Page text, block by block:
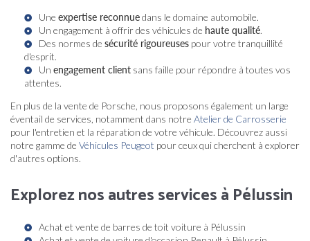
Une expertise reconnuedans le domaine automobile.
Un engagement à offrir des véhicules de haute qualité.
Des normes de sécurité rigoureuses pour votre tranquillité
d'esprit.
Un engagement client sans faille pour répondre à toutes vos
attentes.
En plus de la vente de Porsche, nous proposons également un large
éventail de services, notamment dans notre Atelier de Carrosserie
pour l'entretien et la réparation de votre véhicule. Découvrez aussi
notre gamme de Véhicules Peugeot pour ceux qui cherchent à explorer
d'autres options.
Explorez nos autres services à Pélussin
Achat et vente de barres de toit voiture à Pélussin